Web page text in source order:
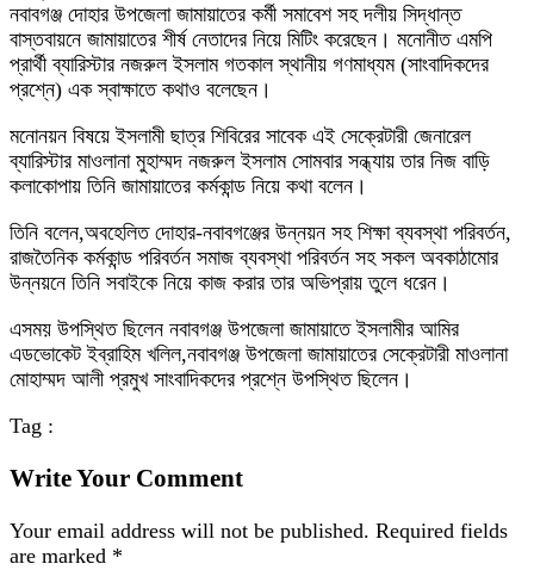
নবাবগঞ্জ দোহার উপজেলা জামায়াতের কর্মী সমাবেশ সহ দলীয় সিদ্ধান্ত
বাস্তবায়নে জামায়াতের শীর্ষ নেতাদের নিয়ে মিটিং করেছেন। মনোনীত এমপি
প্রার্থী ব্যারিস্টার নজরুল ইসলাম গতকাল স্থানীয় গণমাধ্যম (সাংবাদিকদের
প্রশ্নে) এক স্বাক্ষাতে কথাও বলেছেন।
মনোনয়ন বিষয়ে ইসলামী ছাত্র শিবিরের সাবেক এই সেক্রেটারী জেনারেল
ব্যারিস্টার মাওলানা মুহাম্মদ নজরুল ইসলাম সোমবার সন্ধ্যায় তার নিজ বাড়ি
কলাকোপায় তিনি জামায়াতের কর্মকান্ড নিয়ে কথা বলেন।
তিনি বলেন,অবহেলিত দোহার-নবাবগঞ্জের উন্নয়ন সহ শিক্ষা ব্যবস্থা পরিবর্তন,
রাজতৈনিক কর্মকান্ড পরিবর্তন সমাজ ব্যবস্থা পরিবর্তন সহ সকল অবকাঠামোর
উন্নয়নে তিনি সবাইকে নিয়ে কাজ করার তার অভিপ্রায় তুলে ধরেন।
এসময় উপস্থিত ছিলেন নবাবগঞ্জ উপজেলা জামায়াতে ইসলামীর আমির
এডভোকেট ইব্রাহিম খলিল,নবাবগঞ্জ উপজেলা জামায়াতের সেক্রেটারী মাওলানা
মোহাম্মদ আলী প্রমুখ সাংবাদিকদের প্রশ্নে উপস্থিত ছিলেন।
Tag :
Write Your Comment
Your email address will not be published. Required fields
are marked *